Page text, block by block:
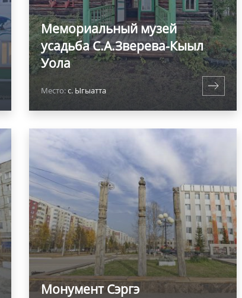
Мемориальный музей
усадьба С.А.Зверева-Кыыл
Уола
Место:с. Ыгыатта
Монумент Сэргэ